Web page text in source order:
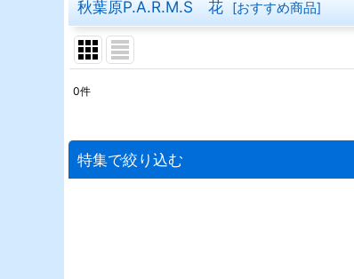
秋葉原P.A.R.M.S 花 [おすすめ商品]
並び順 :
0件
特集で絞り込む